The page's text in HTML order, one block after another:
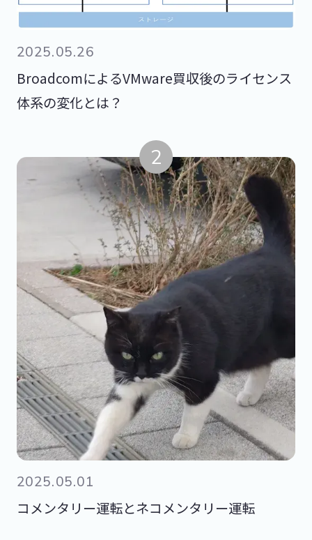
2025.05.26
BroadcomによるVMware買収後のライセンス
体系の変化とは？
2025.05.01
コメンタリー運転とネコメンタリー運転